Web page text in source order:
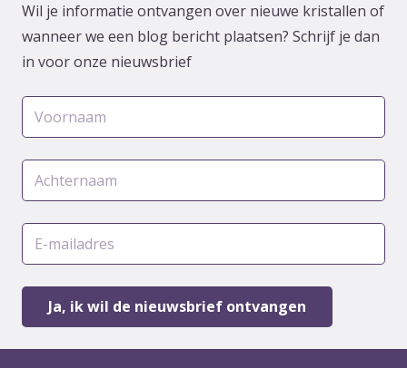
Wil je informatie ontvangen over nieuwe kristallen of
wanneer we een blog bericht plaatsen? Schrijf je dan
in voor onze nieuwsbrief